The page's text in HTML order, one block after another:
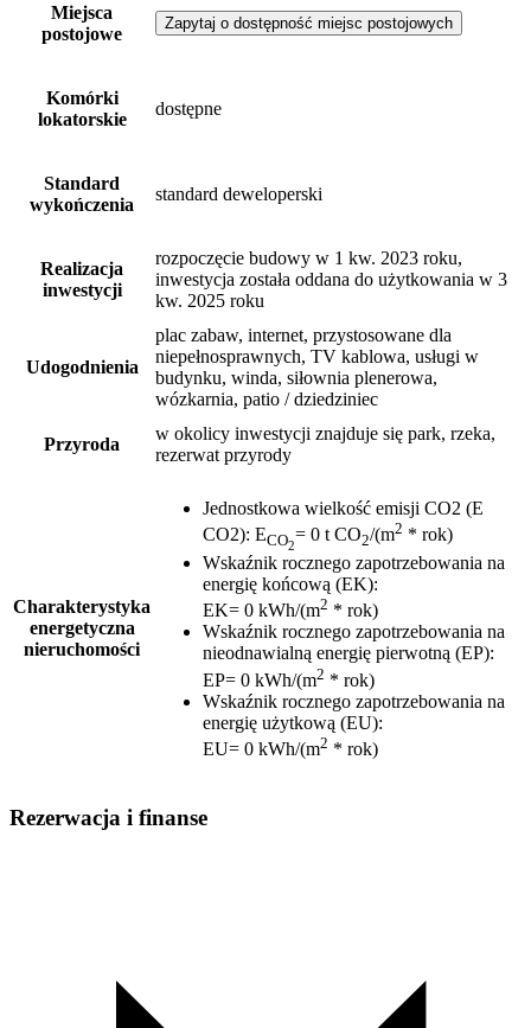
Miejsca
postojowe
Zapytaj o dostępność miejsc postojowych
Komórki
lokatorskie
dostępne
Standard
wykończenia
standard deweloperski
Realizacja
inwestycji
rozpoczęcie budowy w 1 kw. 2023 roku,
inwestycja została oddana do użytkowania w 3
kw. 2025 roku
Udogodnienia
plac zabaw, internet, przystosowane dla
niepełnosprawnych, TV kablowa, usługi w
budynku, winda, siłownia plenerowa,
wózkarnia, patio / dziedziniec
Przyroda
w okolicy inwestycji znajduje się park, rzeka,
rezerwat przyrody
Charakterystyka
energetyczna
nieruchomości
Jednostkowa wielkość emisji CO2 (E
CO2): ECO2
= 0 t CO2/(m2 * rok)
Wskaźnik rocznego zapotrzebowania na
energię końcową (EK):
EK= 0 kWh/(m2 * rok)
Wskaźnik rocznego zapotrzebowania na
nieodnawialną energię pierwotną (EP):
EP= 0 kWh/(m2 * rok)
Wskaźnik rocznego zapotrzebowania na
energię użytkową (EU):
EU= 0 kWh/(m2 * rok)
Rezerwacja i finanse